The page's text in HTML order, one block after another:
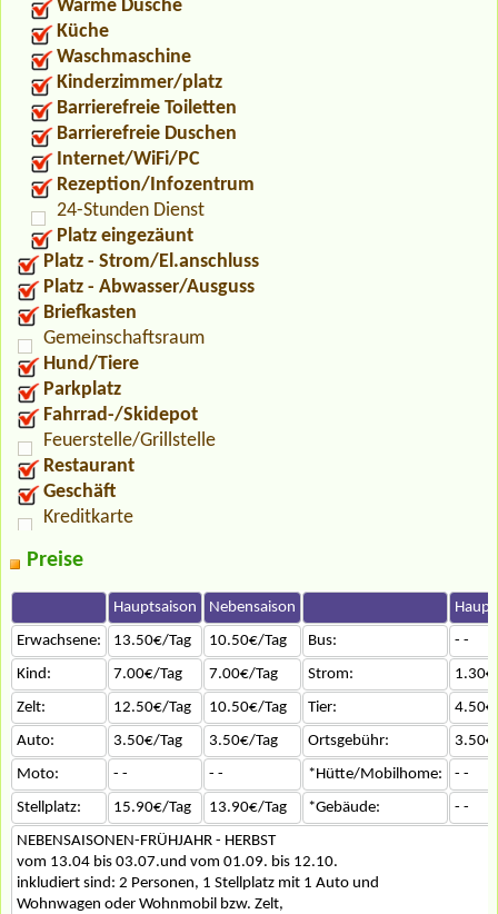
Warme Dusche
Küche
Waschmaschine
Kinderzimmer/platz
Barrierefreie Toiletten
Barrierefreie Duschen
Internet/WiFi/PC
Rezeption/Infozentrum
24-Stunden Dienst
Platz eingezäunt
Platz - Strom/El.anschluss
Platz - Abwasser/Ausguss
Briefkasten
Gemeinschaftsraum
Hund/Tiere
Parkplatz
Fahrrad-/Skidepot
Feuerstelle/Grillstelle
Restaurant
Geschäft
Kreditkarte
Preise
Hauptsaison Nebensaison
Erwachsene:
13.50€/Tag 10.50€/Tag Bus:
- -
Kind:
7.00€/Tag 7.00€/Tag Strom:
Zelt:
12.50€/Tag 10.50€/Tag Tier:
Auto:
3.50€/Tag 3.50€/Tag Ortsgebühr:
Moto:
- - - - *Hütte/Mobilhome:
- -
Stellplatz:
15.90€/Tag 13.90€/Tag *Gebäude:
- -
NEBENSAISONEN-FRÜHJAHR - HERBST
vom 13.04 bis 03.07.und vom 01.09. bis 12.10.
inkludiert sind: 2 Personen, 1 Stellplatz mit 1 Auto und
Wohnwagen oder Wohnmobil bzw. Zelt,